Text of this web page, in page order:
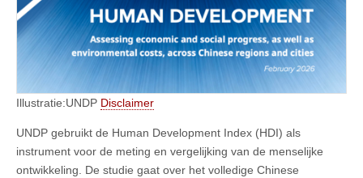
Illustratie:UNDP Disclaimer
UNDP gebruikt de Human Development Index (HDI) als
instrument voor de meting en vergelijking van de menselijke
ontwikkeling. De studie gaat over het volledige Chinese